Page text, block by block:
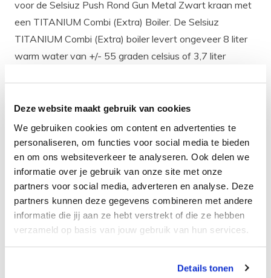
Deze website maakt gebruik van cookies
We gebruiken cookies om content en advertenties te
personaliseren, om functies voor social media te bieden
en om ons websiteverkeer te analyseren. Ook delen we
informatie over je gebruik van onze site met onze
partners voor social media, adverteren en analyse. Deze
partners kunnen deze gegevens combineren met andere
informatie die jij aan ze hebt verstrekt of die ze hebben
verzameld op basis van jouw gebruik van hun services.
Details tonen
voor de Selsiuz Push Rond Gun Metal Zwart kraan met
een TITANIUM Combi (Extra) Boiler. De Selsiuz
TITANIUM Combi (Extra) boiler levert ongeveer 8 liter
warm water van +/- 55 graden celsius of 3,7 liter
aansluiten op je Selsiuz TITANIUM boiler
beschikking te hebben overdirect en'onbeperkt'
warm waterkies dan niet voor een Selsiuz TITANIUM
Single boiler, maar voor deSelsiuz Push Rond Gun Metal
Zwart kraan met TITANIUM Combi (Extra) boiler.
wat zit er in het pakket?
Elk Selsiuz kokend water kraan pakket bevat de
volgende items: